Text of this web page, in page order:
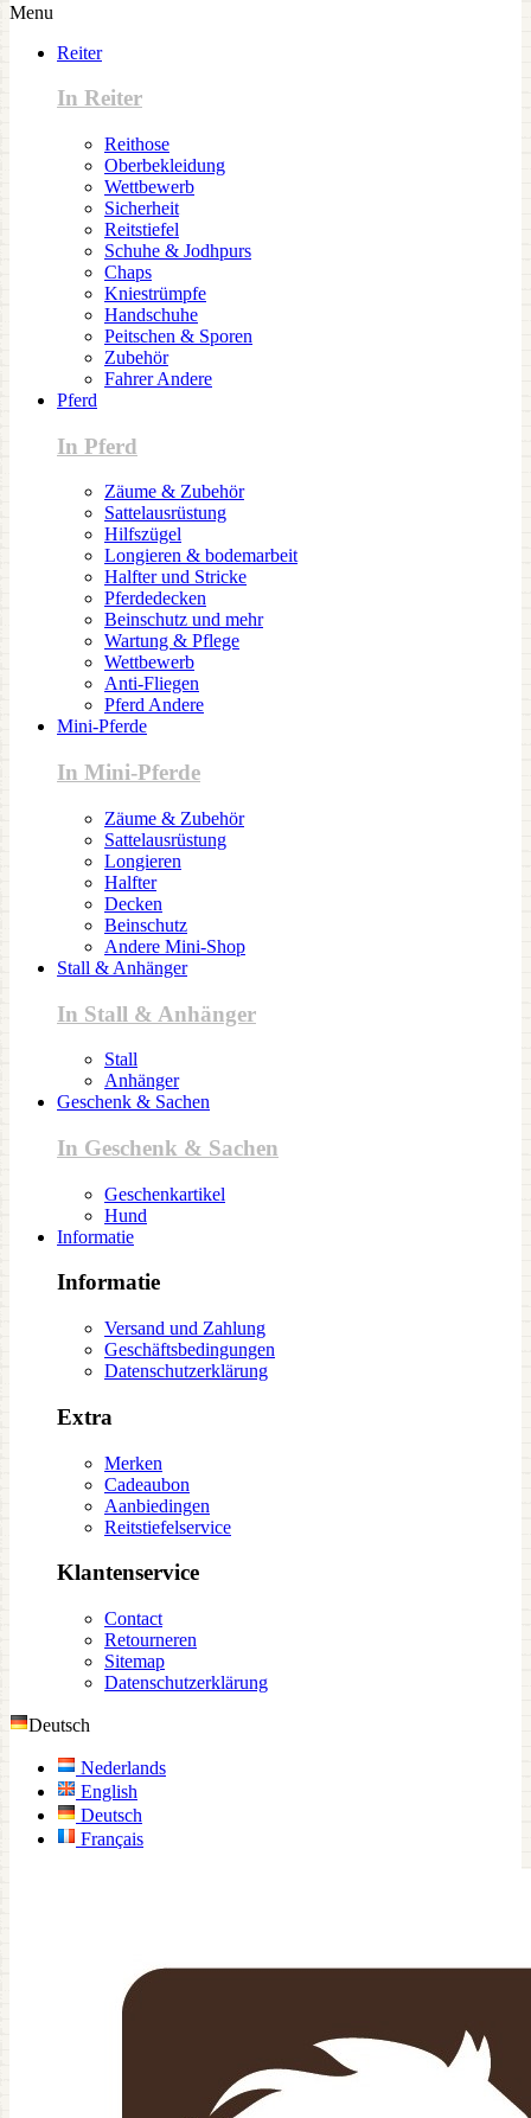
Menu
Reiter
In Reiter
Reithose
Oberbekleidung
Wettbewerb
Sicherheit
Reitstiefel
Schuhe & Jodhpurs
Chaps
Kniestrümpfe
Handschuhe
Peitschen & Sporen
Zubehör
Fahrer Andere
Pferd
In Pferd
Zäume & Zubehör
Sattelausrüstung
Hilfszügel
Longieren & bodemarbeit
Halfter und Stricke
Pferdedecken
Beinschutz und mehr
Wartung & Pflege
Wettbewerb
Anti-Fliegen
Pferd Andere
Mini-Pferde
In Mini-Pferde
Zäume & Zubehör
Sattelausrüstung
Longieren
Halfter
Decken
Beinschutz
Andere Mini-Shop
Stall & Anhänger
In Stall & Anhänger
Stall
Anhänger
Geschenk & Sachen
In Geschenk & Sachen
Geschenkartikel
Hund
Informatie
Informatie
Versand und Zahlung
Geschäftsbedingungen
Datenschutzerklärung
Extra
Merken
Cadeaubon
Aanbiedingen
Reitstiefelservice
Klantenservice
Contact
Retourneren
Sitemap
Datenschutzerklärung
Deutsch
Nederlands
English
Deutsch
Français